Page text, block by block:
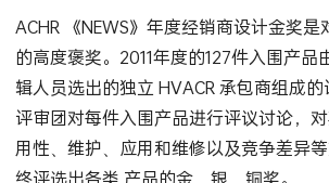
ACHR 《NEWS》年度经销商设计金奖是
的高度褒奖。2011年度的127件入围产品
辑人员选出的独立 HVACR 承包商组成的
评审团对每件入围产品进行评议讨论，
用性、维护、应用和维修以及竞争差异